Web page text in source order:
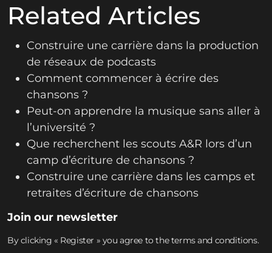
Related Articles
Construire une carrière dans la production
de réseaux de podcasts
Comment commencer à écrire des
chansons ?
Peut-on apprendre la musique sans aller à
l’université ?
Que recherchent les scouts A&R lors d’un
camp d’écriture de chansons ?
Construire une carrière dans les camps et
retraites d’écriture de chansons
Join our newsletter
By clicking « Register » you agree to the terms and conditions.